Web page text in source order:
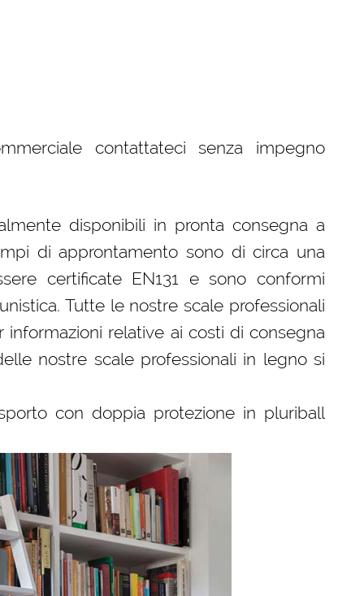
contattateci senza impegno
disponibili in pronta consegna a
di approntamento sono di circa una
certificate EN131 e sono conformi
Tutte le nostre scale professionali
relative ai costi di consegna
nostre scale professionali in legno si
con doppia protezione in pluriball